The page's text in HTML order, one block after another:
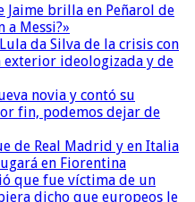
Jaime brilla en Peñarol de
a Messi?»
da Silva de la crisis con
ideologizada y de
novia y contó su
fin, podemos dejar de
de Real Madrid y en Italia
en Fiorentina
que fue víctima de un
dicho que europeos le